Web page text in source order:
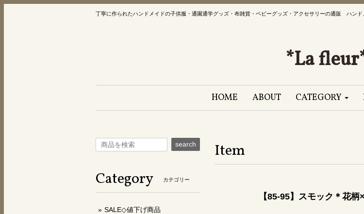
丁寧に作られたハンドメイドの子供服・通園通学グッズ・布雑貨・ベビーグッズ・アクセサリーの通販 ハンド
*La
HOME ABOUT CATEGORY
Item
【85-95】スモック＊花
search
Category カテゴリー
SALE◇値下げ商品